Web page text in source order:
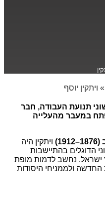
» ויתקין יוסף
תנועת העבודה, חבר
במעבר מהעלייה
ויתקין היה
הדוגלים בהתיישבות
ישראל. נחשב לדמות מופת
ולממניחי היסודות